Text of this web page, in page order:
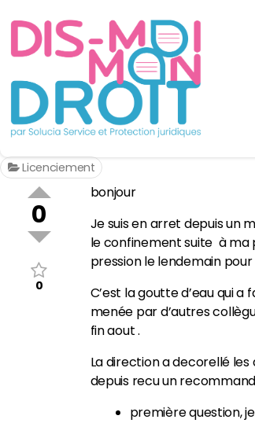
Licenciement
0
0
bonjour
Je suis en arret depuis un
le confinement suite à ma
pression le lendemain
C’est la goutte d’eau qui
menée par d’autres
fin aout .
La direction a decorellé
depuis recu un
première question,